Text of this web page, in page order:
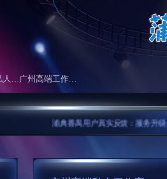
广州高端私人工作室 广州高端工作室外卖
浦典番禺用户真实反馈：服务升级与